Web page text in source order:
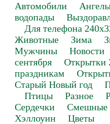
Автомобили
водопады
Для телефона
Животные
Зима
Мужчины
Новости
сентября
Открытки
праздникам
Старый Новый год
Птицы
Разное
Сердечки
Смешные
Хэллоуин
Цветы